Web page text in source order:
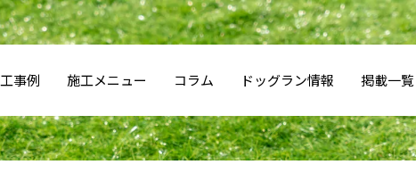
事例 施工メニュー コラム ドッグラン情報 掲載一覧